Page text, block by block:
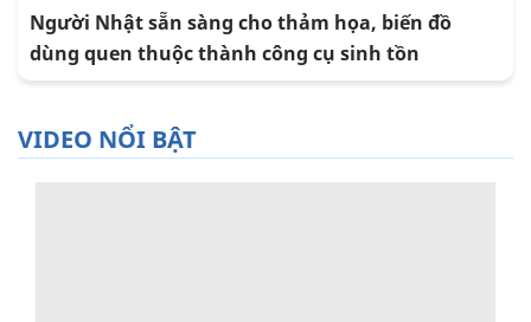
Người Nhật sẵn sàng cho thảm họa, biến đồ
dùng quen thuộc thành công cụ sinh tồn
VIDEO NỔI BẬT